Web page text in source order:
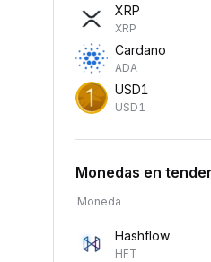
XRP
XRP
Cardano
ADA
USD1
USD1
Monedas en
Moneda
Hashflow
HFT